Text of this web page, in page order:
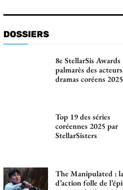
DOSSIERS
8e StellarSis
palmarès des
dramas coréens 2025
Top 19 des séries
coréennes 2025 par
StellarSisters
The Manipulated :
d’action folle de